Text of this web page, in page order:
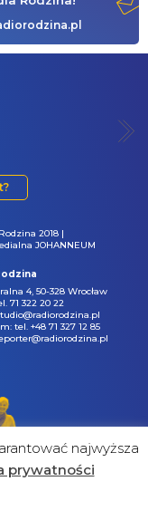
2018 |
JOHANNEUM
4, 50-328 Wrocław
71 322 20 22
tel. +48 71 327 12 85
najwyższa
prywatności